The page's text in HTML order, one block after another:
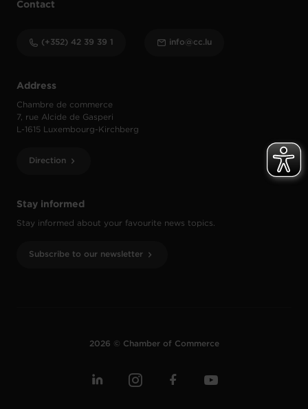
Stay informed
Stay informed about your favourite news topics.
Subscribe to our newsletter
Address
Chambre de commerce
7, rue Alcide de Gasperi
L-1615 Luxembourg-Kirchberg
Direction
Contact
(+352) 42 39 39 1 info@cc.lu
2026 © Chamber of Commerce